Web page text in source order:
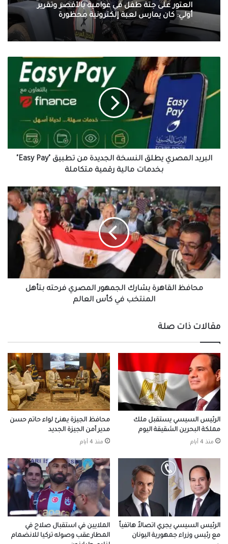
العثور على جثة طفل في عوامية بالأقصر وتقرير
أولي: كان يمارس لعبة إلكترونية محظورة
المصري
يطلق
النسخة
الجديدة
Pay"
بخدمات
متكاملة
بخدمات مالية رقمية متكاملة
محافظ
القاهرة
يشارك
الجمهور
المصري
فرحته
بتأهل
المنتخب
في
محافظ القاهرة يشارك الجمهور المصري فرحته بتأهل
المنتخب في كأس العالم
مقالات ذات صلة
الرئيس السيسي يستقبل ملك
مملكة البحرين الشقيقة اليوم
منذ 4 أيام
محافظ الجيزة يهنئ لواء حاتم حسن
مدير أمن الجيزة الجديد
منذ 4 أيام
الرئيس السيسي يجري اتصالاً هاتفياً
مع رئيس وزراء جمهورية اليونان
الملايين في استقبال صلاح في
المطار عقب وصوله تركيا للانضمام